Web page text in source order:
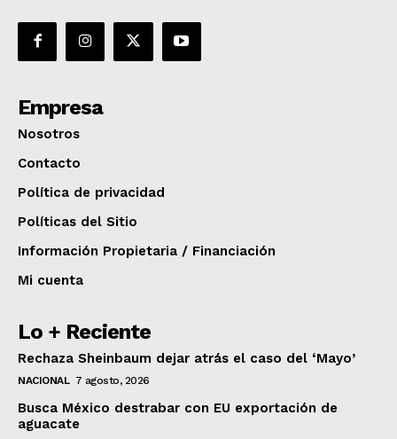
Empresa
Nosotros
Contacto
Política de privacidad
Políticas del Sitio
Información Propietaria / Financiación
Mi cuenta
Lo + Reciente
Rechaza Sheinbaum dejar atrás el caso del ‘Mayo’
NACIONAL 7 agosto, 2026
Busca México destrabar con EU exportación de
aguacate